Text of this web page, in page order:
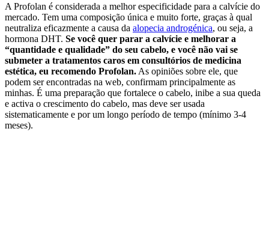
A Profolan é considerada a melhor especificidade para a calvície do
mercado. Tem uma composição única e muito forte, graças à qual
neutraliza eficazmente a causa da alopecia androgénica, ou seja, a
hormona DHT. Se você quer parar a calvície e melhorar a
“quantidade e qualidade” do seu cabelo, e você não vai se
submeter a tratamentos caros em consultórios de medicina
estética, eu recomendo Profolan. As opiniões sobre ele, que
podem ser encontradas na web, confirmam principalmente as
minhas. É uma preparação que fortalece o cabelo, inibe a sua queda
e activa o crescimento do cabelo, mas deve ser usada
sistematicamente e por um longo período de tempo (mínimo 3-4
meses).